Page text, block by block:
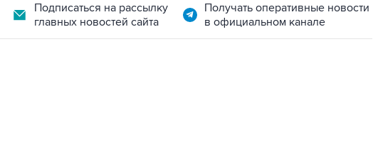
Подписаться на рассылку
главных новостей сайта
Получать оперативные новости
в официальном канале